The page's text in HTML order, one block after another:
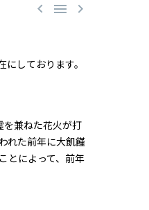
  
しております。
を兼ねた花火が打
れた前年に大飢饉
とによって、前年